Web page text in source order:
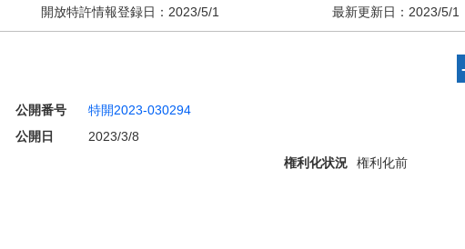
開放特許情報登録日： 2023/5/1 最新更新日： 2023/5/1
公開番号
特開2023-030294
公開日
2023/3/8
権利化状況 権利化前